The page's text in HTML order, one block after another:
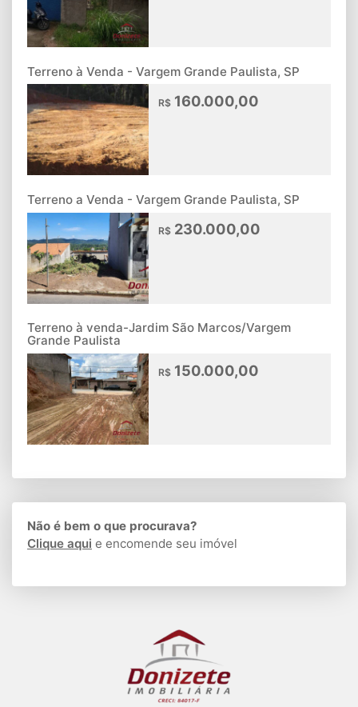
Terreno à Venda - Vargem Grande Paulista, SP
R$ 160.000,00
Terreno a Venda - Vargem Grande Paulista, SP
R$ 230.000,00
Terreno à venda-Jardim São Marcos/Vargem
Grande Paulista
R$ 150.000,00
Não é bem o que procurava?
Clique aqui e encomende seu imóvel